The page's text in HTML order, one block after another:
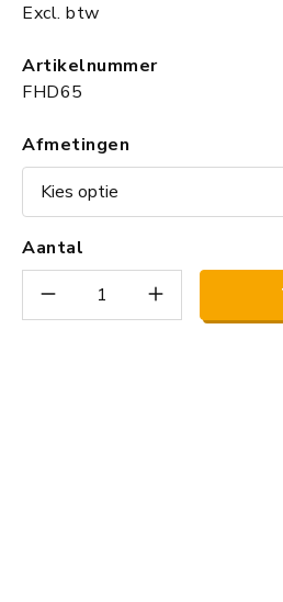
Excl. btw
Artikelnummer
FHD65
Afmetingen
Aantal